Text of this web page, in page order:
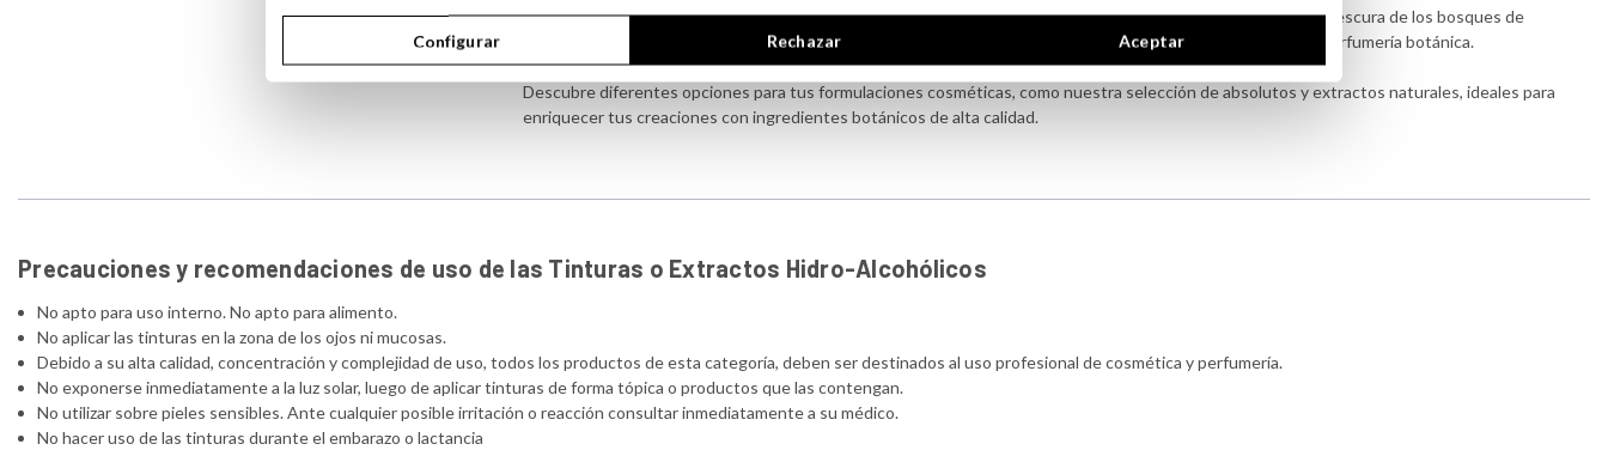
ElExtracto de Bambú Hojasposee un aroma fresco, verde y ligeramente amaderado, evocando la pureza y frescura de los bosques de
bambú. Su fragancia natural lo convierte en un ingrediente ideal para productos cosméticos revitalizantes y perfumería botánica.
Descubre diferentes opciones para tus formulaciones cosméticas, como nuestra selección de absolutos y extractos naturales, ideales para
enriquecer tus creaciones con ingredientes botánicos de alta calidad.
Precauciones y recomendaciones de uso de las Tinturas o Extractos Hidro-Alcohólicos
No apto para uso interno. No apto para alimento.
No aplicar las tinturas en la zona de los ojos ni mucosas.
Debido a su alta calidad, concentración y complejidad de uso, todos los productos de esta categoría, deben ser destinados al uso profesional de cosmética y perfumería.
No exponerse inmediatamente a la luz solar, luego de aplicar tinturas de forma tópica o productos que las contengan.
No utilizar sobre pieles sensibles. Ante cualquier posible irritación o reacción consultar inmediatamente a su médico.
No hacer uso de las tinturas durante el embarazo o lactancia
Configurar Rechazar Aceptar